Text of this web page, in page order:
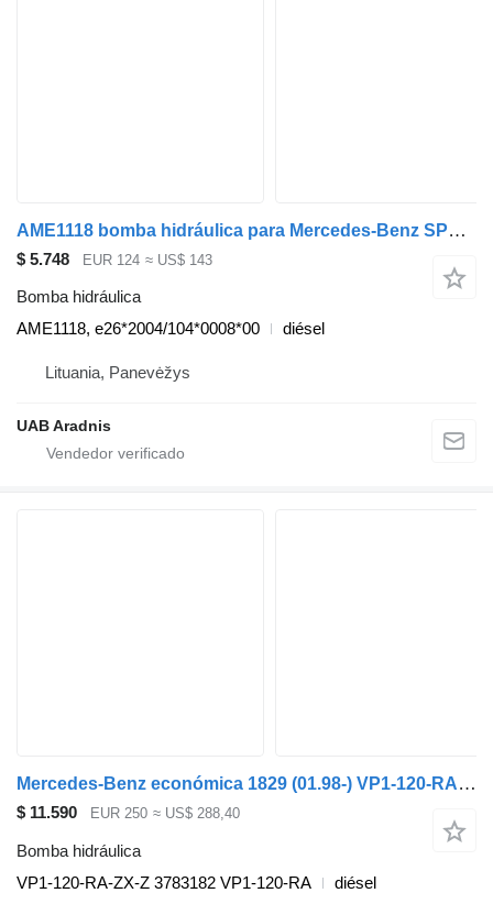
AME1118 bomba hidráulica para Mercedes-Benz SPRINTER 3-t Minibus / passenger (906) coche
$ 5.748 EUR 124 ≈ US$ 143
Bomba hidráulica
AME1118, e26*2004/104*0008*00
diésel
Lituania, Panevėžys
UAB Aradnis
Mercedes-Benz económica 1829 (01.98-) VP1-120-RA-ZX-Z bomba hidráulica para Mercedes-Benz Econic (1998-2014) cabeza tractora
$ 11.590 EUR 250 ≈ US$ 288,40
Bomba hidráulica
VP1-120-RA-ZX-Z 3783182 VP1-120-RA
diésel